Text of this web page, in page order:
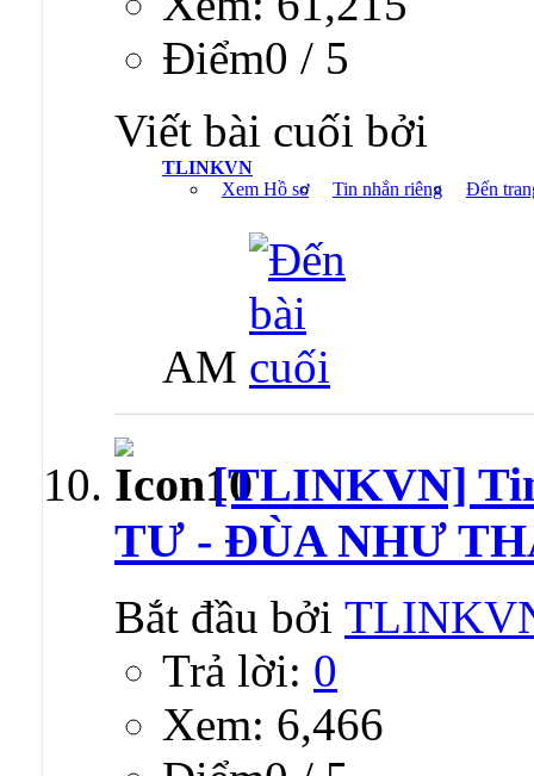
Ðiểm0 / 5
Viết bài cuối bởi
TLINKVN
Xem Hồ sơ
Tin nhắn riêng Đến
AM
[TLINKVN]
TƯ - ĐÙA NHƯ
Bắt đầu bởi
Trả lời: 0
Xem: 6,466